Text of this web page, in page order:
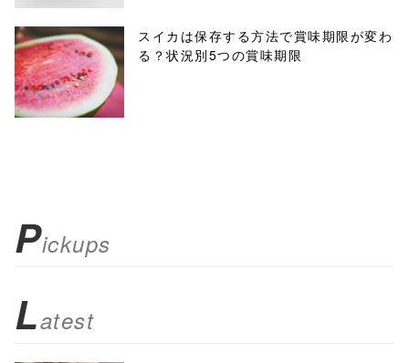
スイカは保存する方法で賞味期限が変わ
る？状況別5つの賞味期限
Pickups
Latest